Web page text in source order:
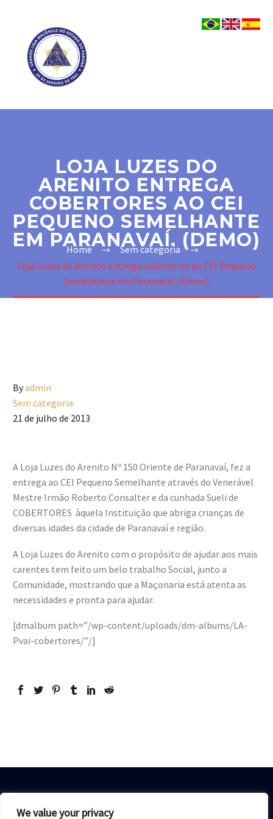
We value your privacy
LOJA LUZES DO
ARENITO ENTREGA
COBERTORES AO CEI
PEQUENO SEMELHANTE
EM PARANAVAÍ. (DEMO)
Home
Sem categoria
Loja Luzes do Arenito entrega cobertores ao CEI Pequeno
Semelhante em Paranavaí. (Demo)
Byadmin
Sem categoria
21 de julho de 2013
A Loja Luzes do Arenito Nº 150 Oriente de Paranavaí, fez a
entrega ao CEI Pequeno Semelhante através do Venerável
Mestre Irmão Roberto Consalter e da cunhada Sueli de
COBERTORES àquela Instituição que abriga crianças de
diversas idades da cidade de Paranavaí e região.
A Loja Luzes do Arenito com o propósito de ajudar aos mais
carentes tem feito um belo trabalho Social, junto a
Comunidade, mostrando que a Maçonaria está atenta as
necessidades e pronta para ajudar.
[dmalbum path=”/wp-content/uploads/dm-albums/LA-
Pvai-cobertores/”/]